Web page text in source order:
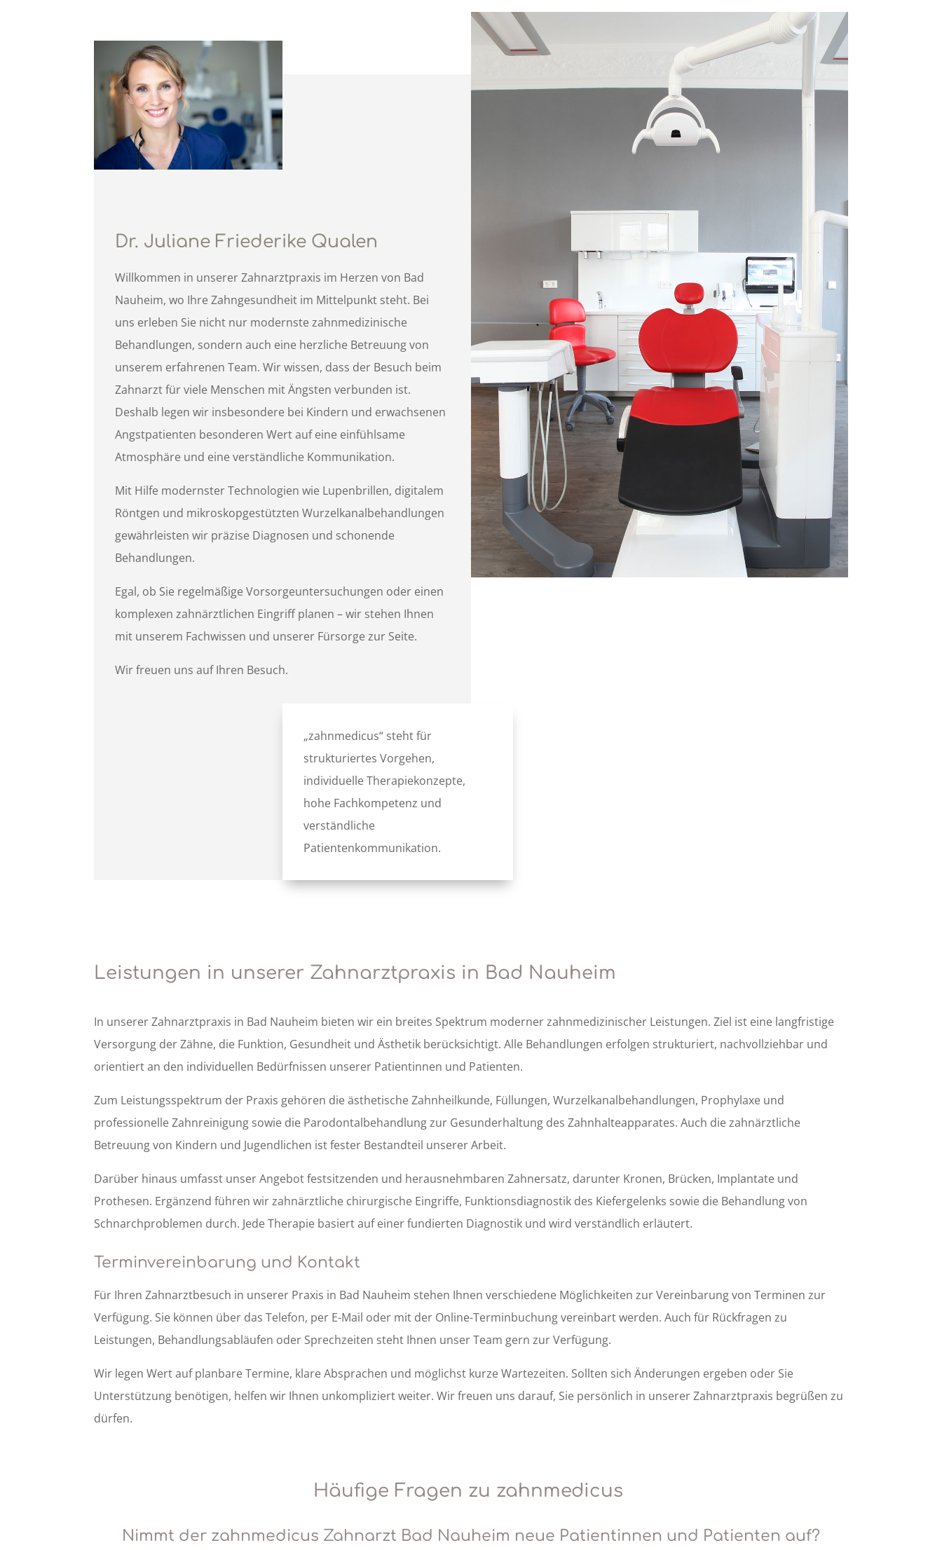
Dr. Juliane Friederike Qualen
Willkommen in unserer Zahnarztpraxis im Herzen von Bad
Nauheim, wo Ihre Zahngesundheit im Mittelpunkt steht. Bei
uns erleben Sie nicht nur modernste zahnmedizinische
Behandlungen, sondern auch eine herzliche Betreuung von
unserem erfahrenen Team. Wir wissen, dass der Besuch beim
Zahnarzt für viele Menschen mit Ängsten verbunden ist.
Deshalb legen wir insbesondere bei Kindern und erwachsenen
Angstpatienten besonderen Wert auf eine einfühlsame
Atmosphäre und eine verständliche Kommunikation.
Mit Hilfe modernster Technologien wie Lupenbrillen, digitalem
Röntgen und mikroskopgestützten Wurzelkanalbehandlungen
gewährleisten wir präzise Diagnosen und schonende
Behandlungen.
Egal, ob Sie regelmäßige Vorsorgeuntersuchungen oder einen
komplexen zahnärztlichen Eingriff planen – wir stehen Ihnen
mit unserem Fachwissen und unserer Fürsorge zur Seite.
Wir freuen uns auf Ihren Besuch.
„zahnmedicus“ steht für
strukturiertes Vorgehen,
individuelle Therapiekonzepte,
hohe Fachkompetenz und
verständliche
Patientenkommunikation.
Leistungen in unserer Zahnarztpraxis in Bad Nauheim
In unserer Zahnarztpraxis in Bad Nauheim bieten wir ein breites Spektrum moderner zahnmedizinischer Leistungen. Ziel ist eine langfristige
Versorgung der Zähne, die Funktion, Gesundheit und Ästhetik berücksichtigt. Alle Behandlungen erfolgen strukturiert, nachvollziehbar und
orientiert an den individuellen Bedürfnissen unserer Patientinnen und Patienten.
Zum Leistungsspektrum der Praxis gehören die ästhetische Zahnheilkunde, Füllungen, Wurzelkanalbehandlungen, Prophylaxe und
professionelle Zahnreinigung sowie die Parodontalbehandlung zur Gesunderhaltung des Zahnhalteapparates. Auch die zahnärztliche
Betreuung von Kindern und Jugendlichen ist fester Bestandteil unserer Arbeit.
Darüber hinaus umfasst unser Angebot festsitzenden und herausnehmbaren Zahnersatz, darunter Kronen, Brücken, Implantate und
Prothesen. Ergänzend führen wir zahnärztliche chirurgische Eingriffe, Funktionsdiagnostik des Kiefergelenks sowie die Behandlung von
Schnarchproblemen durch. Jede Therapie basiert auf einer fundierten Diagnostik und wird verständlich erläutert.
Terminvereinbarung und Kontakt
Für Ihren Zahnarztbesuch in unserer Praxis in Bad Nauheim stehen Ihnen verschiedene Möglichkeiten zur Vereinbarung von Terminen zur
Verfügung. Sie können über das Telefon, per E-Mail oder mit der Online-Terminbuchung vereinbart werden. Auch für Rückfragen zu
Leistungen, Behandlungsabläufen oder Sprechzeiten steht Ihnen unser Team gern zur Verfügung.
Wir legen Wert auf planbare Termine, klare Absprachen und möglichst kurze Wartezeiten. Sollten sich Änderungen ergeben oder Sie
Unterstützung benötigen, helfen wir Ihnen unkompliziert weiter. Wir freuen uns darauf, Sie persönlich in unserer Zahnarztpraxis begrüßen zu
dürfen.
Häufige Fragen zu zahnmedicus
Nimmt der zahnmedicus Zahnarzt Bad Nauheim neue Patientinnen und Patienten auf?